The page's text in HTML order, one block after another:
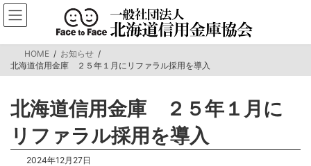
コ
ン
ン
ナ
ビ
ー
HOME
お知らせ
北海道信用金庫 ２５年１月にリファラル採用を導入
北海道信用金庫 ２５年１月に
リファラル採用を導入
2024年12月27日